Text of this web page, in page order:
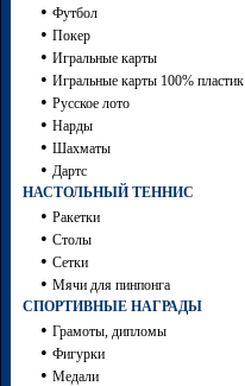
• Футбол
• Покер
• Игральные карты
• Игральные карты 100% пластик
• Русское лото
• Нарды
• Шахматы
• Дартc
НАСТОЛЬНЫЙ ТЕННИС
• Ракетки
• Столы
• Сетки
• Мячи для пинпонга
СПОРТИВНЫЕ НАГРАДЫ
• Грамоты, дипломы
• Фигурки
• Медали